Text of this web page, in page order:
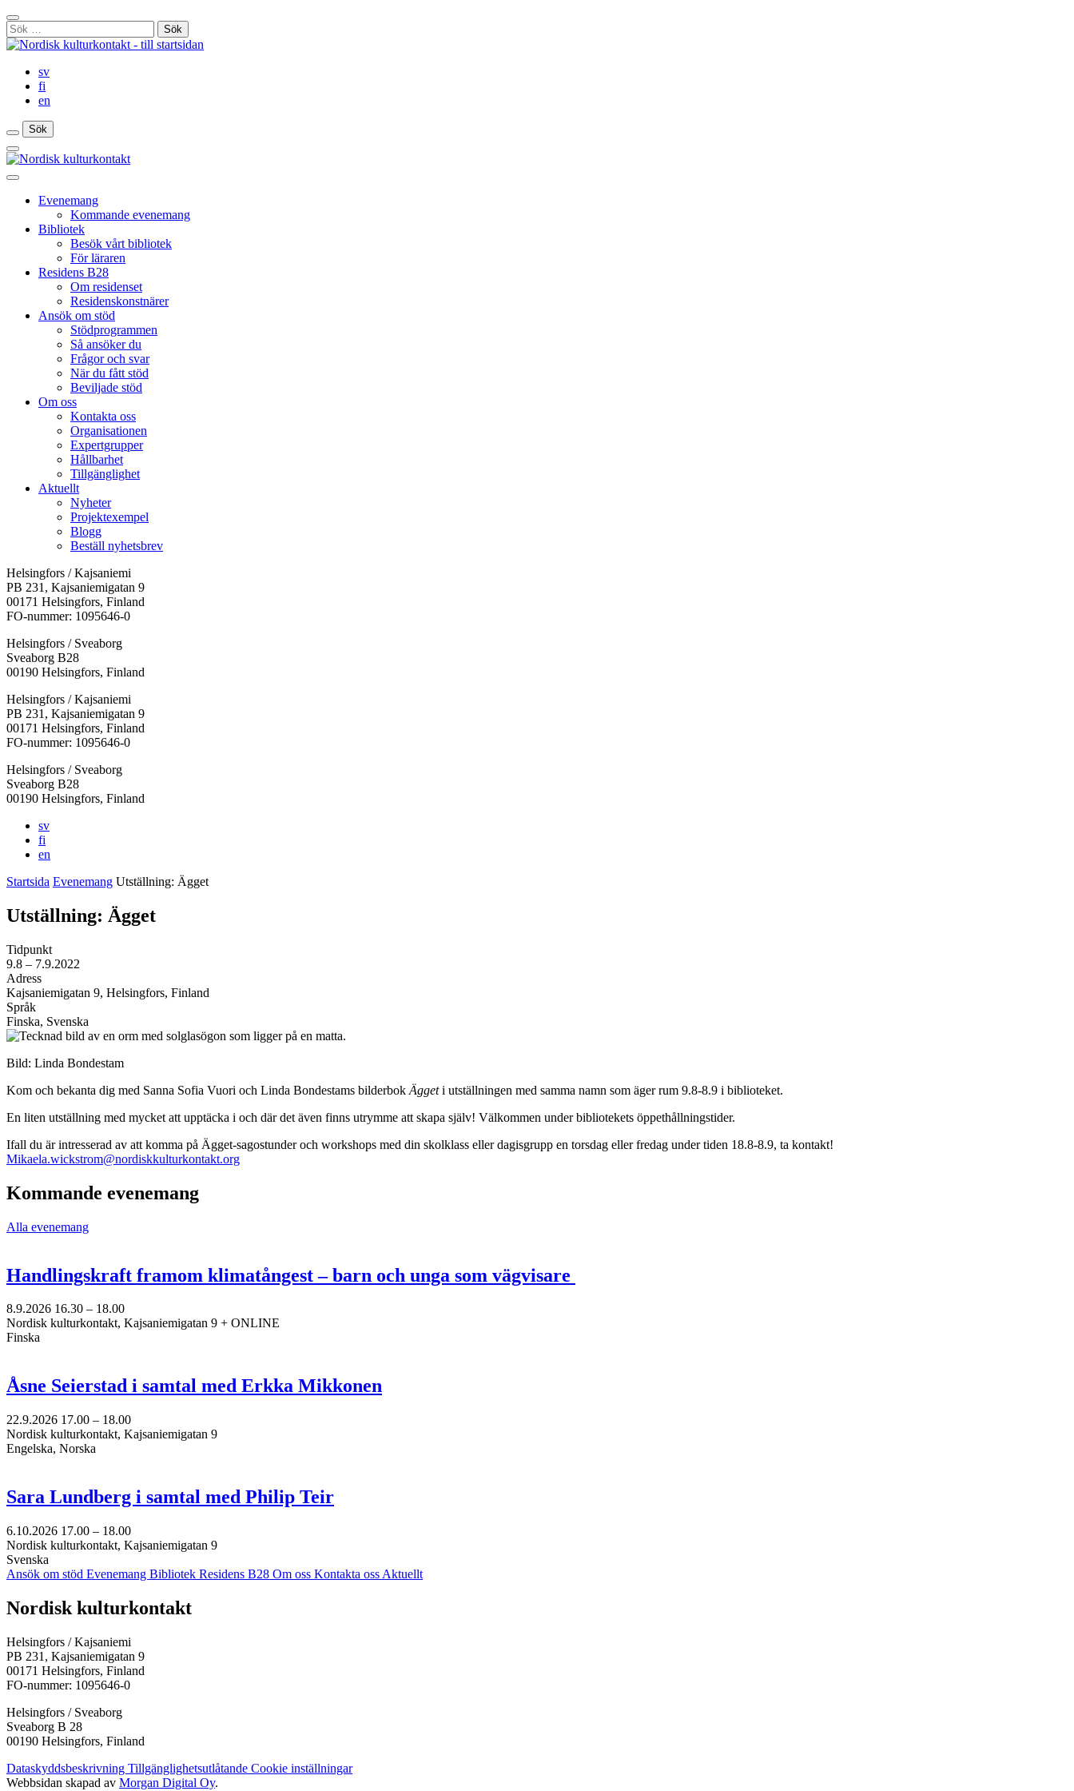
Gå
till
innehåll
Stäng
sökfält
Sök
efter:
sv
fi
en
Sök
Sök
Sök
Huvudmeny
Stäng
huvudmenyn
Evenemang
Kommande evenemang
Bibliotek
Besök vårt bibliotek
För läraren
Residens B28
Om residenset
Residenskonstnärer
Ansök om stöd
Stödprogrammen
Så ansöker du
Frågor och svar
När du fått stöd
Beviljade stöd
Om oss
Kontakta oss
Organisationen
Expertgrupper
Hållbarhet
Tillgänglighet
Aktuellt
Nyheter
Projektexempel
Blogg
Beställ nyhetsbrev
Helsingfors / Kajsaniemi
PB 231, Kajsaniemigatan 9
00171 Helsingfors, Finland
FO-nummer: 1095646-0
Helsingfors / Sveaborg
Sveaborg B28
00190 Helsingfors, Finland
Facebook:
Öppnas
i
en
flik
Instagram:
Öppnas
i
en
flik
TikTok:
Öppnas
i
en
flik
Youtube:
Öppnas
i
en
flik
Vimeo:
Öppnas
i
en
flik
Helsingfors / Kajsaniemi
PB 231, Kajsaniemigatan 9
00171 Helsingfors, Finland
FO-nummer: 1095646-0
Helsingfors / Sveaborg
Sveaborg B28
00190 Helsingfors, Finland
sv
fi
en
Startsida Evenemang Utställning: Ägget
Utställning: Ägget
Tidpunkt
9.8 – 7.9.2022
Adress
Kajsaniemigatan 9, Helsingfors, Finland
Språk
Finska, Svenska
Bild: Linda Bondestam
Kom och bekanta dig med Sanna Sofia Vuori och Linda Bondestams bilderbok Äggeti utställningen med samma namn som äger rum 9.8-8.9 i biblioteket.
En liten utställning med mycket att upptäcka i och där det även finns utrymme att skapa själv! Välkommen under bibliotekets öppethållningstider.
Ifall du är intresserad av att komma på Ägget-sagostunder och workshops med din skolklass eller dagisgrupp en torsdag eller fredag under tiden 18.8-8.9, ta kontakt!
Mikaela.wickstrom@nordiskkulturkontakt.org
Kommande evenemang
Alla evenemang
Handlingskraft framom klimatångest – barn och unga som vägvisare
8.9.2026 16.30 – 18.00
Nordisk kulturkontakt, Kajsaniemigatan 9 + ONLINE
Finska
Åsne Seierstad i samtal med Erkka Mikkonen
22.9.2026 17.00 – 18.00
Nordisk kulturkontakt, Kajsaniemigatan 9
Engelska, Norska
Sara Lundberg i samtal med Philip Teir
6.10.2026 17.00 – 18.00
Nordisk kulturkontakt, Kajsaniemigatan 9
Svenska
Ansök om stöd Evenemang Bibliotek Residens B28 Om oss Kontakta oss Aktuellt
Facebook:
Öppnas
en
ny
flik
Instagram:
Öppnas
en
ny
flik
TikTok:
Öppnas
en
ny
flik
Youtube:
Öppnas
en
ny
flik
Vimeo:
Öppnas
en
ny
flik
Nordisk kulturkontakt
Helsingfors / Kajsaniemi
PB 231, Kajsaniemigatan 9
00171 Helsingfors, Finland
FO-nummer: 1095646-0
Helsingfors / Sveaborg
Sveaborg B 28
00190 Helsingfors, Finland
Dataskyddsbeskrivning Tillgänglighetsutlåtande Cookie inställningar
Webbsidan skapad av Morgan Digital Oy.